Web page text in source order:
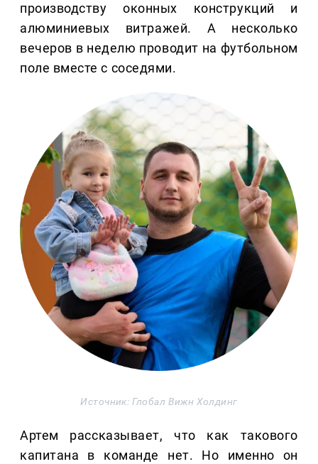
производству оконных конструкций и
алюминиевых витражей. А несколько
вечеров в неделю проводит на футбольном
поле вместе с соседями.
Источник: Глобал Вижн Холдинг
Артем рассказывает, что как такового
капитана в команде нет. Но именно он